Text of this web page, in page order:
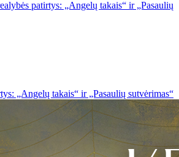
patirtys: „Angelų takais“ ir „Pasaulių
„Angelų takais“ ir „Pasaulių sutvėrimas“